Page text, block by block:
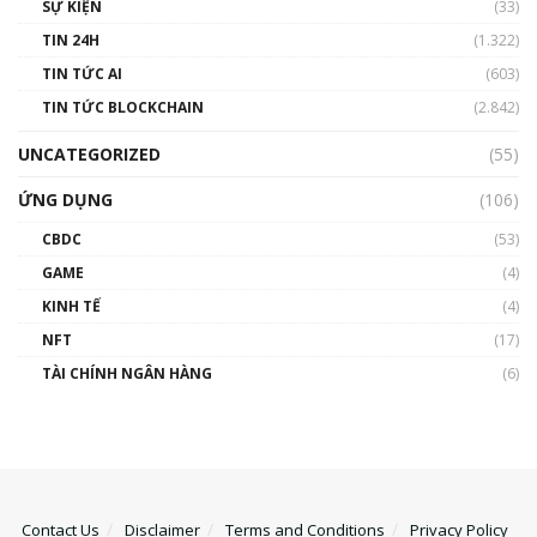
SỰ KIỆN
(33)
TIN 24H
(1.322)
TIN TỨC AI
(603)
TIN TỨC BLOCKCHAIN
(2.842)
UNCATEGORIZED
(55)
ỨNG DỤNG
(106)
CBDC
(53)
GAME
(4)
KINH TẾ
(4)
NFT
(17)
TÀI CHÍNH NGÂN HÀNG
(6)
Contact Us Disclaimer Terms and Conditions Privacy Policy